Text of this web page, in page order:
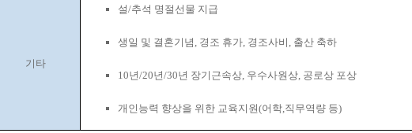
기타
설/추석 명절선물 지급
생일 및 결혼기념 경조 휴가, 경조사비 출산 축하
10년/20년/30년 장기근속상, 우수사원상, 공로상 포상
개인능력 향상을 위한 교육지원(어학, 직무역량 등)